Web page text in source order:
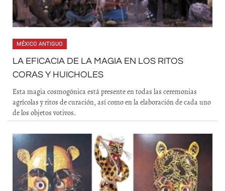
MÉXICO ANTIGUO
LA EFICACIA DE LA MAGIA EN LOS RITOS
CORAS Y HUICHOLES
Esta magia cosmogónica está presente en todas las ceremonias
agrícolas y ritos de curación, así como en la elaboración de cada uno
de los objetos votivos.